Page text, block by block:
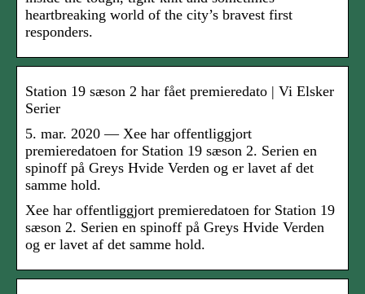
heartbreaking world of the city’s bravest first
responders.
Station 19 sæson 2 har fået premieredato | Vi Elsker
Serier
5. mar. 2020 — Xee har offentliggjort
premieredatoen for Station 19 sæson 2. Serien en
spinoff på Greys Hvide Verden og er lavet af det
samme hold.
Xee har offentliggjort premieredatoen for Station 19
sæson 2. Serien en spinoff på Greys Hvide Verden
og er lavet af det samme hold.